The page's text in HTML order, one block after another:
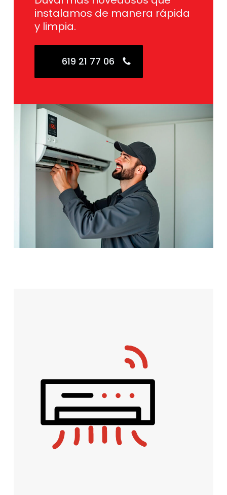
instalamos de manera rápida
y limpia.
619 21 77 06